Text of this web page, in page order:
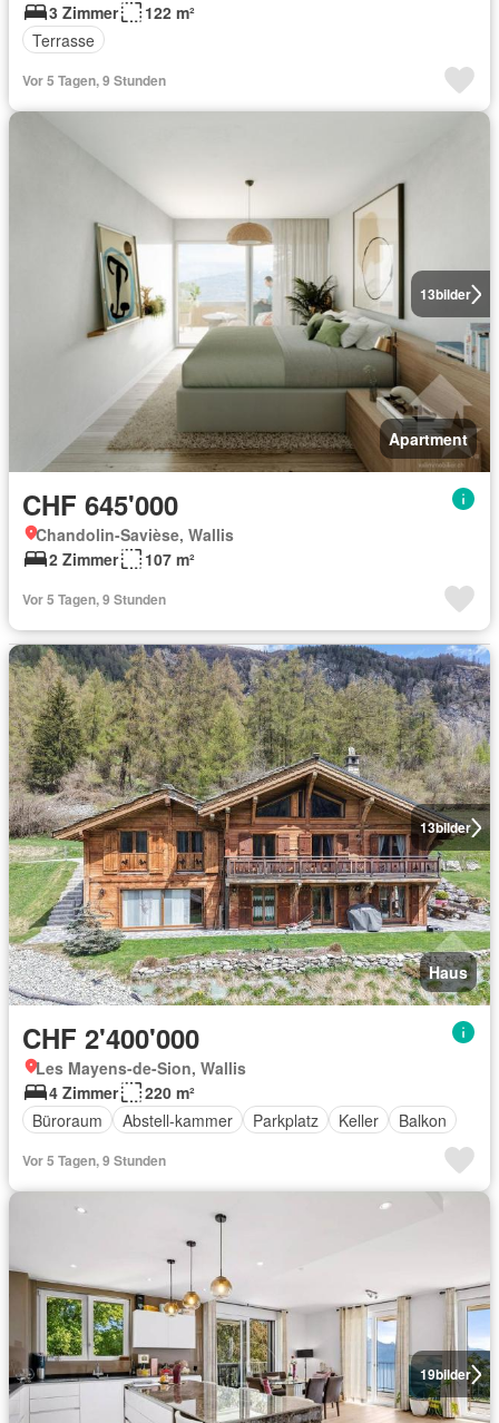
3 Zimmer
122 m²
Terrasse
Vor 5 Tagen, 9 Stunden
13bilder
Apartment
CHF 645'000
Chandolin-Savièse, Wallis
2 Zimmer
107 m²
Vor 5 Tagen, 9 Stunden
13bilder
Haus
CHF 2'400'000
Les Mayens-de-Sion, Wallis
4 Zimmer
220 m²
Büroraum
Abstell-kammer Parkplatz Keller Balkon
Vor 5 Tagen, 9 Stunden
19bilder